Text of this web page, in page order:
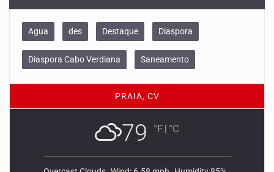
Agua des Destaque Diaspora
Diaspora Cabo Verdiana Saneamento
PRAIA, CV
79 °F | °C